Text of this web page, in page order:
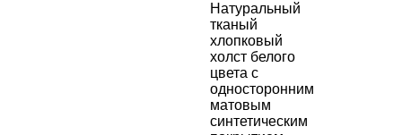
Натуральный
тканый
хлопковый
холст белого
цвета с
односторонним
матовым
синтетическим